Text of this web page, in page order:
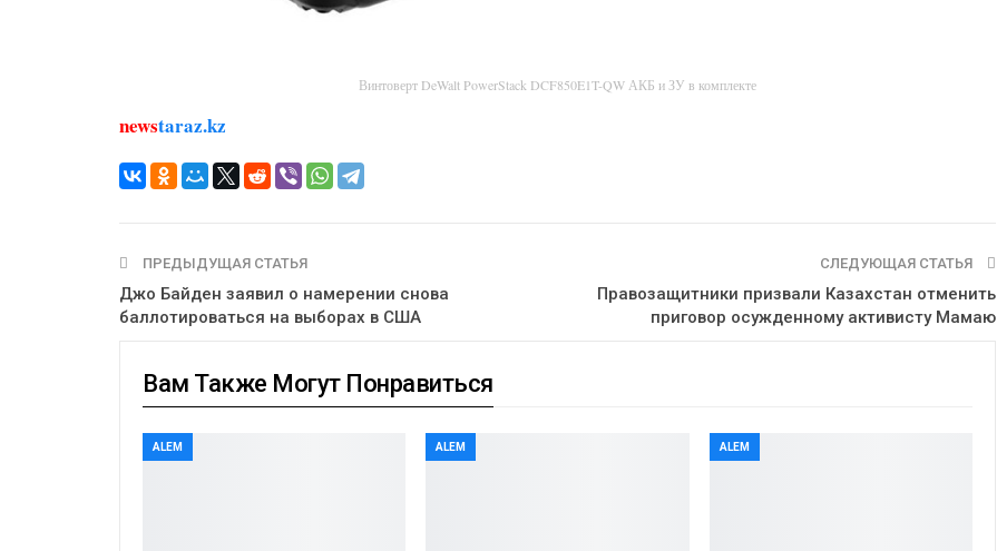
Винтоверт DeWalt PowerStack DCF850E1T-QW АКБ и ЗУ в комплекте
newstaraz.kz
ПРЕДЫДУЩАЯ СТАТЬЯ
Джо Байден заявил о намерении снова
баллотироваться на выборах в США
СЛЕДУЮЩАЯ СТАТЬЯ
Правозащитники призвали Казахстан отменить
приговор осужденному активисту Мамаю
Вам Также Могут Понравиться
ALEM ALEM ALEM